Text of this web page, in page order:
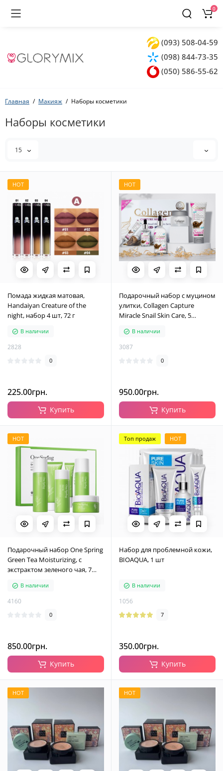
(093) 508-04-59
(098) 844-73-35
(050) 586-55-62
0
Главная Макияж Наборы косметики
Наборы косметики
15
HOT
Помада жидкая матовая,
Handaiyan Creature of the
night, набор 4 шт, 72 г
В наличии
2828
0
225.00грн.
Купить
HOT
Подарочный набор с муцином
улитки, Collagen Capture
Miracle Snail Skin Care, 5
В наличии
3087
0
950.00грн.
Купить
HOT
Подарочный набор One Spring
Green Tea Moisturizing, с
экстрактом зеленого чая, 7
В наличии
4160
0
850.00грн.
Купить
Топ продаж HOT
Набор для проблемной кожи,
BIOAQUA, 1 шт
В наличии
1056
7
350.00грн.
Купить
HOT HOT